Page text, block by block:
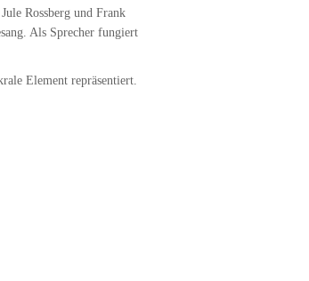
Rossberg und Frank
Als Sprecher fungiert
Element repräsentiert.